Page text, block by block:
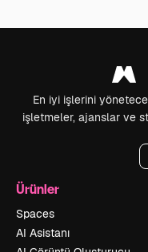
En iyi işlerini
işletmeler, ajanslar ve
Ürünler
Spaces
AI Asistanı